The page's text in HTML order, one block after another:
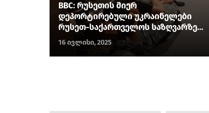
BBC: რუსეთის მიერ
დეპორტირებული უკრაინელები
რუსეთ-საქართველოს საზღვარზე
არიან ჩარჩენილი
16 ივლისი, 2025